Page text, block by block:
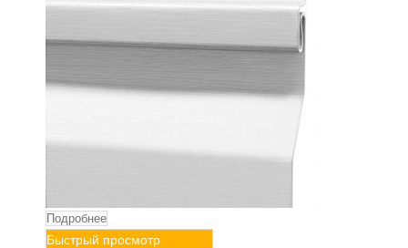
Подробнее
Быстрый просмотр